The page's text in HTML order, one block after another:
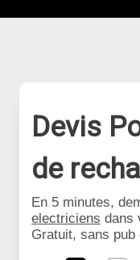
Devis
de
En 5 minutes,
electriciens dans
Gratuit, sans pub